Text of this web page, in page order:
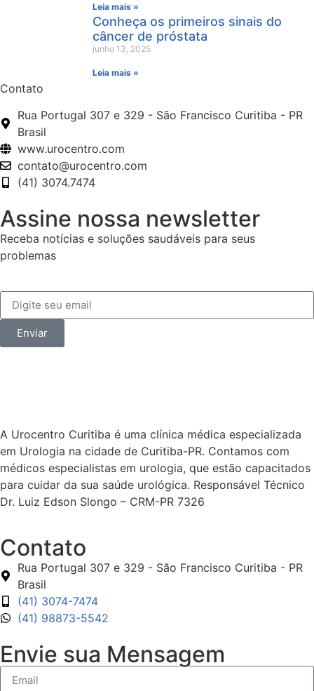
Leia mais »
Conheça os primeiros sinais do
câncer de próstata
junho 13, 2025
Leia mais »
Contato
Rua Portugal 307 e 329 - São Francisco Curitiba - PR
Brasil
www.urocentro.com
contato@urocentro.com
(41) 3074.7474
Assine nossa newsletter
Receba notícias e soluções saudáveis para seus
problemas
Enviar
A Urocentro Curitiba é uma clínica médica especializada
em Urologia na cidade de Curitiba-PR. Contamos com
médicos especialistas em urologia, que estão capacitados
para cuidar da sua saúde urológica. Responsável Técnico
Dr. Luiz Edson Slongo – CRM-PR 7326
Contato
Rua Portugal 307 e 329 - São Francisco Curitiba - PR
Brasil
(41) 3074-7474
(41) 98873-5542
Envie sua Mensagem